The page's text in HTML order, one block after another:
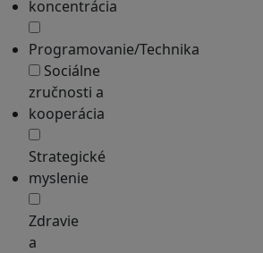
koncentrácia
Programovanie/Technika
Sociálne
zručnosti a
kooperácia
Strategické
myslenie
Zdravie
a